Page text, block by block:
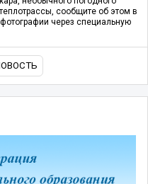
сообщите об этом в
через специальную